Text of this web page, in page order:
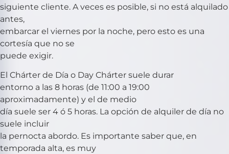
siguiente cliente. A veces es posible, si no está alquilado
antes,
embarcar el viernes por la noche, pero esto es una
cortesía que no se
puede exigir.
El Chárter de Día o Day Chárter suele durar
entorno a las 8 horas (de 11:00 a 19:00
aproximadamente) y el de medio
día suele ser 4 ó 5 horas. La opción de alquiler de día no
suele incluir
la pernocta abordo. Es importante saber que, en
temporada alta, es muy